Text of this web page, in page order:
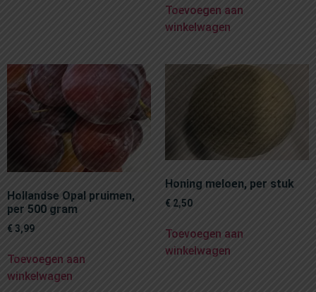
Toevoegen aan
winkelwagen
Hollandse Opal pruimen,
per 500 gram
€ 3,99
Toevoegen aan
winkelwagen
Honing meloen, per stuk
€ 2,50
Toevoegen aan
winkelwagen